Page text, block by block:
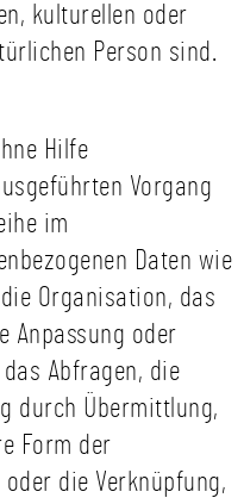
kulturellen oder
Person sind.
Hilfe
Vorgang
im
Daten wie
Organisation, das
Anpassung oder
Abfragen, die
durch Übermittlung,
Form der
die Verknüpfung,